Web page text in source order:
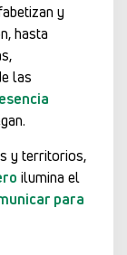
y
hasta
las
y territorios,
ilumina el
para